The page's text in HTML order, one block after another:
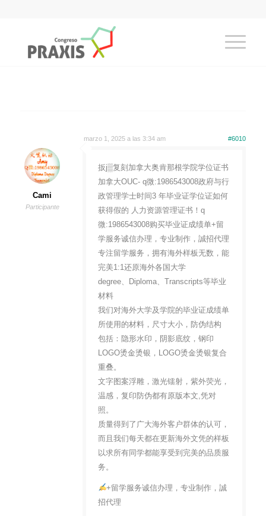
marzo 1, 2025 a las 3:34 am #6010
Cami
Participante
扳j▒复刻加拿大奥肯那根学院学位证书
加拿大OUC- q微:1986543008政府与行
政管理学士时间3 年毕业证学位证如何
获得假的 人力资源管理证书！q
微:1986543008购买毕业证成绩单+留
学服务诚信办理，专业制作，誠招代理
专注留学服务，拥有海外样板无数，能
完美1:1还原海外各国大学
degree、Diploma、Transcripts等毕业
材料
我们对海外大学及学院的毕业证成绩单
所使用的材料，尺寸大小，防伪结构
包括：隐形水印，阴影底纹，钢印
LOGO烫金烫银，LOGO烫金烫银复合
重叠。
文字图案浮雕，激光镭射，紫外荧光，
温感，复印防伪都有原版本文,凭对
照。
质量得到了广大海外客户群体的认可，
而且我们每天都在更新海外文凭的样板
以求所有同学都能享受到完美的品质服
务。
+留学服务诚信办理，专业制作，誠
招代理